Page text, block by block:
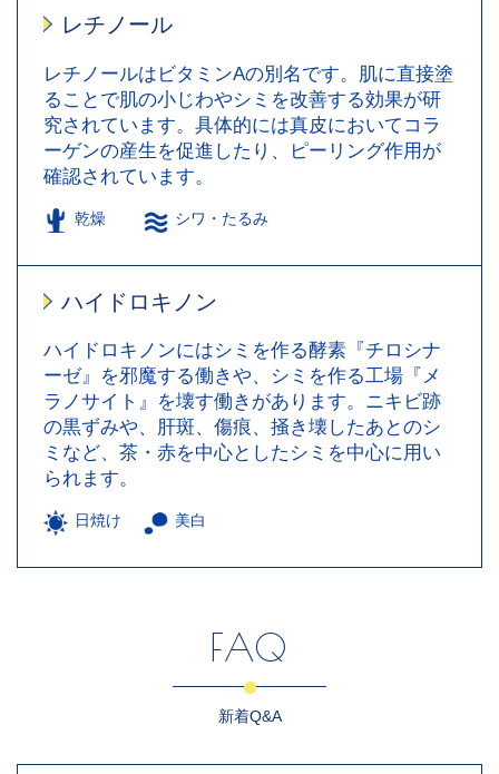
レチノール
レチノールはビタミンAの別名です。肌に直接塗
ることで肌の小じわやシミを改善する効果が研
究されています。具体的には真皮においてコラ
ーゲンの産生を促進したり、ピーリング作用が
確認されています。
乾燥 シワ・たるみ
ハイドロキノン
ハイドロキノンにはシミを作る酵素『チロシナ
ーゼ』を邪魔する働きや、シミを作る工場『メ
ラノサイト』を壊す働きがあります。ニキビ跡
の黒ずみや、肝斑、傷痕、掻き壊したあとのシ
ミなど、茶・赤を中心としたシミを中心に用い
られます。
日焼け 美白
FAQ
新着Q&A